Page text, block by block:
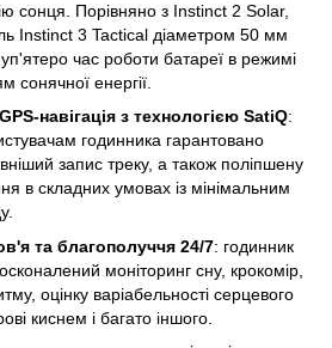
сонця. Порівняно з Instinct 2 Solar,
Instinct 3 Tactical діаметром 50 мм
час роботи батареї в режимі
сонячної енергії.
навігація з технологією SatiQ:
годинника гарантовано
запис треку, а також поліпшену
в складних умовах із мінімальним
та благополуччя 24/7: годинник
моніторинг сну, крокомір,
оцінку варіабельності серцевого
киснем і багато іншого.